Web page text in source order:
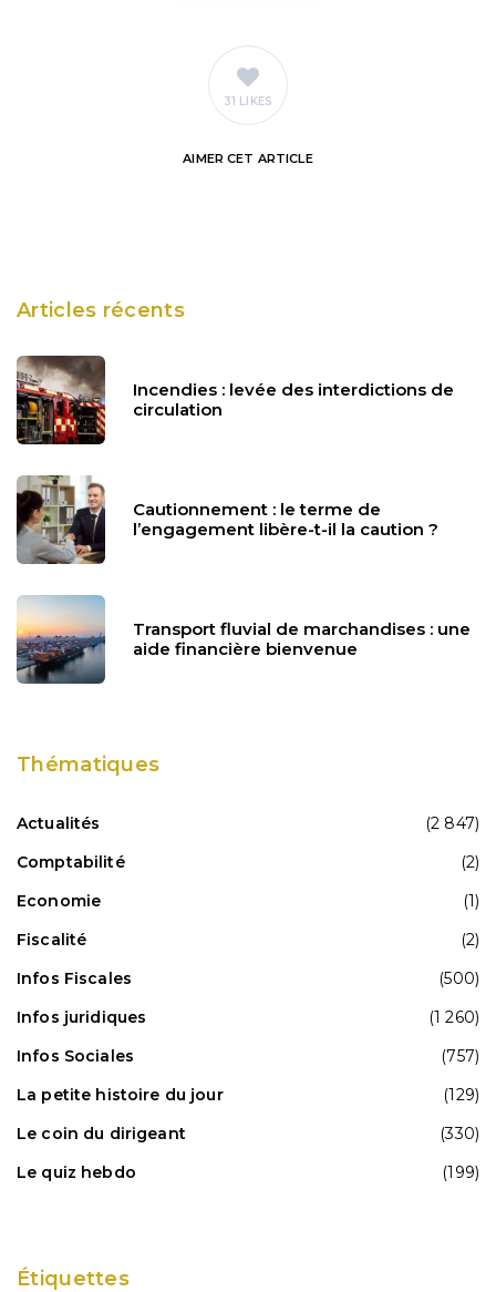
31 LIKES
AIMER CET ARTICLE
Articles récents
Incendies : levée des interdictions de
circulation
Cautionnement : le terme de
l’engagement libère-t-il la caution ?
Transport fluvial de marchandises : une
aide financière bienvenue
Thématiques
Actualités
(2 847)
Comptabilité
(2)
Economie
(1)
Fiscalité
(2)
Infos Fiscales
(500)
Infos juridiques
(1 260)
Infos Sociales
(757)
La petite histoire du jour
(129)
Le coin du dirigeant
(330)
Le quiz hebdo
(199)
Étiquettes